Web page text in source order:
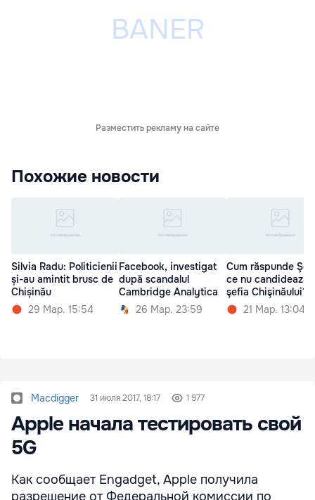
Разместить рекламу на сайте
Похожие новости
Silvia Radu: Politicienii
și-au amintit brusc de
Chișinău
29 Мар. 15:54
Facebook, investigat
după scandalul
Cambridge Analytica
26 Мар. 23:59
Cum răspunde
ce nu candidează
şefia Chişinăului?
21 Мар. 13:04
Macdigger 31 июля 2017, 18:17 1 977
Apple начала тестировать свой
5G
Как сообщает Engadget, Apple получила
разрешение от Федеральной комиссии по